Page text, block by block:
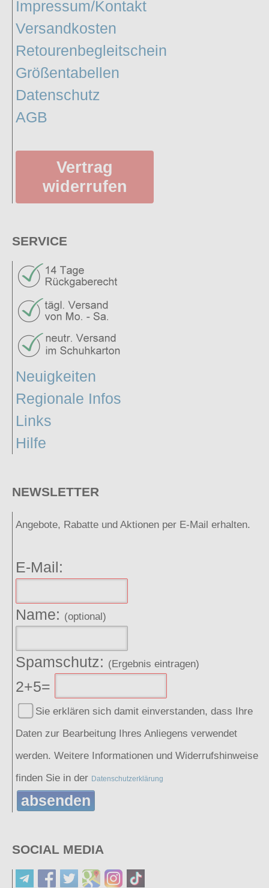
Impressum/Kontakt
Versandkosten
Retourenbegleitschein
Größentabellen
Datenschutz
AGB
Vertrag
widerrufen
SERVICE
Neuigkeiten
Regionale Infos
Links
Hilfe
NEWSLETTER
Angebote, Rabatte und Aktionen per E-Mail erhalten.
E-Mail:
Name: (optional)
Spamschutz: (Ergebnis eintragen)
2+5=
Sie erklären sich damit einverstanden, dass Ihre
Daten zur Bearbeitung Ihres Anliegens verwendet
werden. Weitere Informationen und Widerrufshinweise
finden Sie in der Datenschutzerklärung
absenden
SOCIAL MEDIA